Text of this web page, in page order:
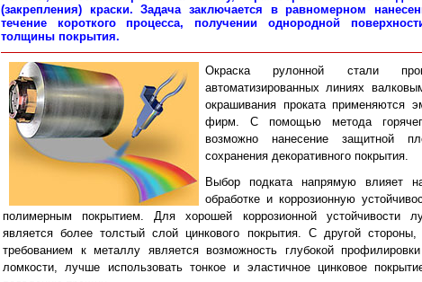
(закрепления) краски. Задача заключается в равномерном
течение короткого процесса, получении однородной
толщины покрытия.
Окраска рулонной стали
автоматизированных линиях
окрашивания проката применяются
фирм. С помощью метода
возможно нанесение защитной
сохранения декоративного покрытия.
Выбор подката напрямую влияет
обработке и коррозионную
полимерным покрытием. Для хорошей коррозионной устойчивости
является более толстый слой цинкового покрытия. С другой
требованием к металлу является возможность глубокой
ломкости, лучше использовать тонкое и эластичное цинковое